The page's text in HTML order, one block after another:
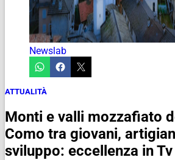
Newslab
ATTUALITÀ
Monti e valli mozzafiato
Como tra giovani,
sviluppo: eccellenza in Tv